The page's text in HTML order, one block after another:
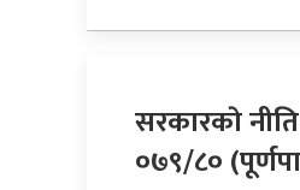
सरकारकाे
०७९/८०